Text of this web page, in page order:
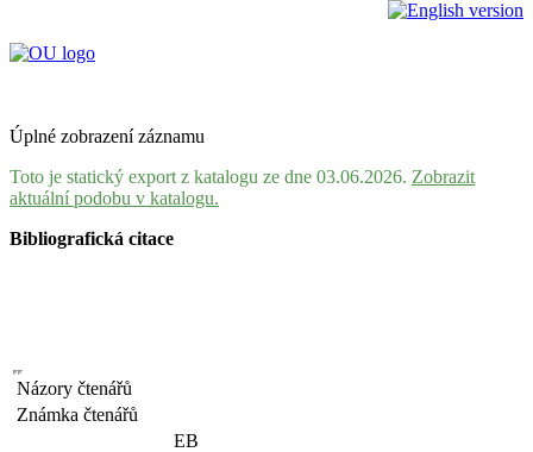
Úplné zobrazení záznamu
Toto je statický export z katalogu ze dne 03.06.2026. Zobrazit
aktuální podobu v katalogu.
Bibliografická citace
Názory čtenářů
Známka čtenářů
EB